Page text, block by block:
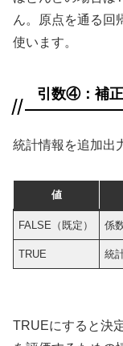
ん。原点を通る回
使います。
引数④：補正
統計情報を追加出
値
FALSE（既定） 係
TRUE 統
TRUEにすると決